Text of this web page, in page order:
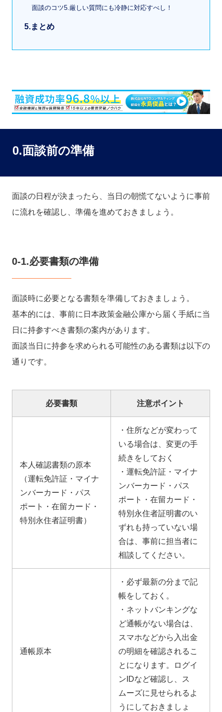
面談のコツ5.厳しい質問にも冷静に対応すべし！
5.まとめ
0.面談前の準備
面談の日程が決まったら、当日の朝慌てないように事前
に流れを確認し、準備を進めておきましょう。
0-1.必要書類の準備
面談時に必要となる書類を準備しておきましょう。
基本的には、事前に日本政策金融公庫から届く手紙に当
日に持参すべき書類の案内があります。
面談当日に持参を求められる可能性のある書類は以下の
通りです。
必要書類 注意ポイント
本人確認書類の原本
（運転免許証・マイナ
ンバーカード・パス
ポート・在留カード・
特別永住者証明書）
・住所などが変わって
いる場合は、変更の手
続きをしておく
・運転免許証・マイナ
ンバーカード・パス
ポート・在留カード・
特別永住者証明書のい
ずれも持っていない場
合は、事前に担当者に
相談してください。
通帳原本
・必ず最新の分まで記
帳をしておく。
・ネットバンキングな
ど通帳がない場合は、
スマホなどから入出金
の明細を確認されるこ
とになります。ログイ
ンIDなど確認し、ス
ムーズに見せられるよ
うにしておきましょ